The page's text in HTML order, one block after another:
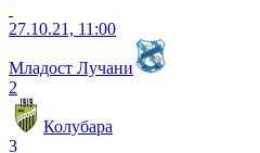
27.10.21, 11:00
Младост Лучани
2
Колубара
3